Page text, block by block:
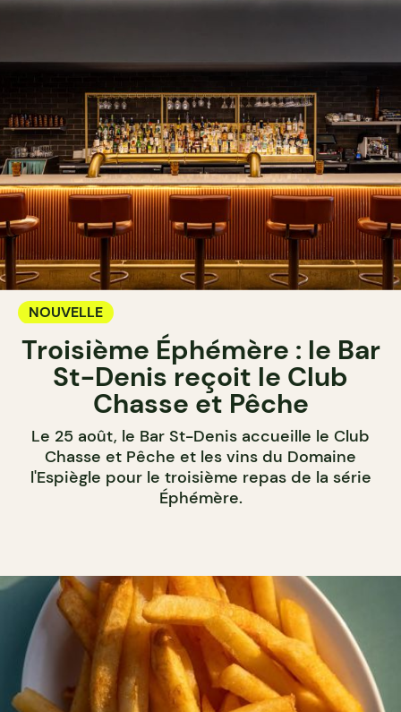
NOUVELLE
Troisième Éphémère : le Bar
St-Denis reçoit le Club
Chasse et Pêche
Le 25 août, le Bar St-Denis accueille le Club
Chasse et Pêche et les vins du Domaine
l'Espiègle pour le troisième repas de la série
Éphémère.